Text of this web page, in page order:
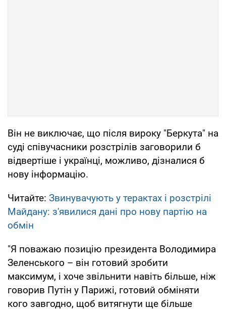
Він не виключає, що після вироку "Беркута" на
суді співучасники розстрілів заговорили б
відвертіше і українці, можливо, дізналися б
нову інформацію.
Читайте: Звинувачують у терактах і розстрілі
Майдану: з'явилися дані про нову партію на
обмін
"Я поважаю позицію президента Володимира
Зеленського – він готовий зробити
максимум, і хоче звільнити навіть більше, ніж
говорив Путін у Парижі, готовий обміняти
кого завгодно, щоб витягнути ще більше